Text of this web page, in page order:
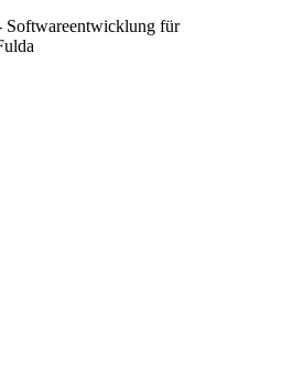
Softwareentwicklung für